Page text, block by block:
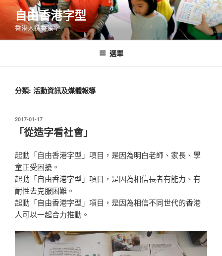
跳
至
內
容
自由香港字型
香港人造香港字
選單
分類: 活動資訊及媒體報導
發
2017-01-17
「從造字看社會」
起動「自由香港字型」項目，是因為明白老師、家長、學
童正受困擾。
起動「自由香港字型」項目，是因為相信長者有能力、有
耐性去克服困難。
起動「自由香港字型」項目，是因為相信不同世代的香港
人可以一起合力推動。